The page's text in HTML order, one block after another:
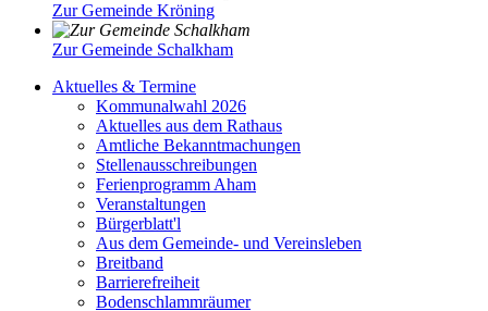
Zur Gemeinde Kröning
Zur Gemeinde Schalkham
Aktuelles & Termine
Kommunalwahl 2026
Aktuelles aus dem Rathaus
Amtliche Bekanntmachungen
Stellenausschreibungen
Ferienprogramm Aham
Veranstaltungen
Bürgerblatt'l
Aus dem Gemeinde- und Vereinsleben
Breitband
Barrierefreiheit
Bodenschlammräumer